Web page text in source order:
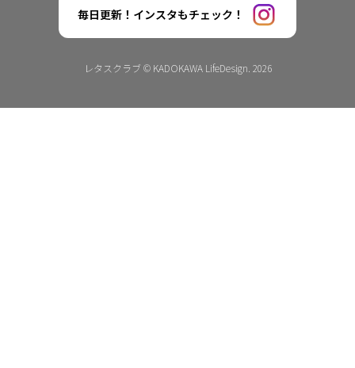
毎日更新！インスタもチェック！
レタスクラブ © KADOKAWA LifeDesign. 2026